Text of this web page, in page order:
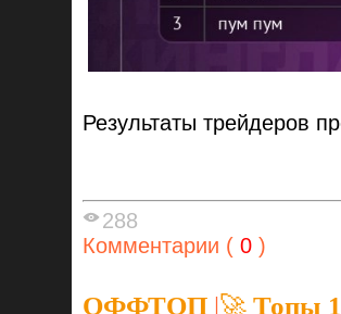
Результаты трейдеров
288
Комментарии ( 0 )
ОФФТОП |🚀 Топы